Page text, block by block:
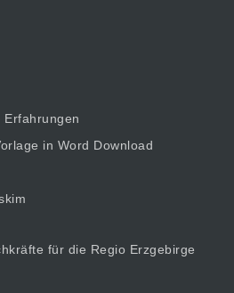
Erfahrungen
in Word Download